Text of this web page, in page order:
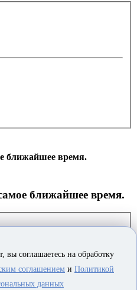
ближайшее время.
ближайшее время.
вы соглашаетесь на обработку
соглашением и Политикой
данных